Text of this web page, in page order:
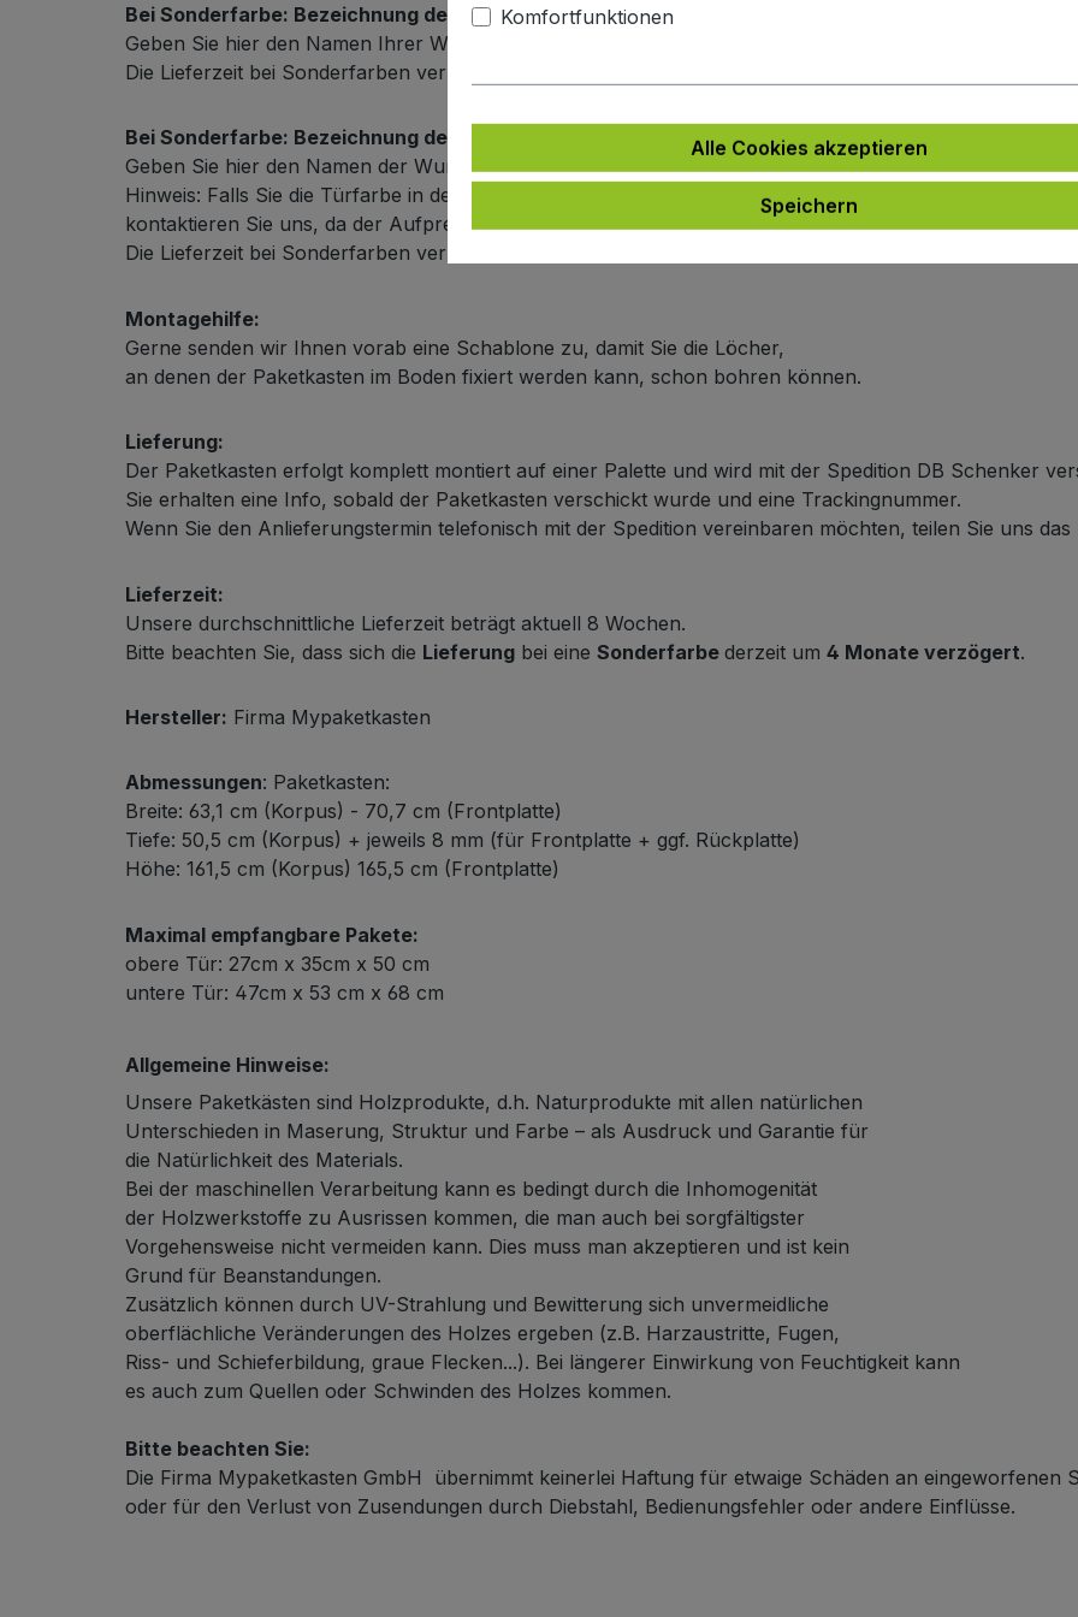
Bei Sonderfarbe: Bezeichnung der Türfarbe
Geben Sie hier den Namen Ihrer Wunschfarbe an.
Die Lieferzeit bei Sonderfarben verlängert sich um 5 bis 6 Wochen.
Bei Sonderfarbe: Bezeichnung der Außenfarbe
Geben Sie hier den Namen der Wunschfarbe an.
Hinweis: Falls Sie die Türfarbe in der selben Farbe wie die Frontplattenfarbe haben möchten,
kontaktieren Sie uns, da der Aufpreis in dieser Linie dann nicht doppelt berechnet wird.
Die Lieferzeit bei Sonderfarben verlängert sich um 5 bis 6 Wochen.
Montagehilfe:
Gerne senden wir Ihnen vorab eine Schablone zu, damit Sie die Löcher,
an denen der Paketkasten im Boden fixiert werden kann, schon bohren können.
Lieferung:
Der Paketkasten erfolgt komplett montiert auf einer Palette und wird mit der Spedition DB Schenker
Sie erhalten eine Info, sobald der Paketkasten verschickt wurde und eine Trackingnummer.
Wenn Sie den Anlieferungstermin telefonisch mit der Spedition vereinbaren möchten, teilen Sie uns das
Lieferzeit:
Unsere durchschnittliche Lieferzeit beträgt aktuell 8 Wochen.
Bitte beachten Sie, dass sich die Lieferung bei eine Sonderfarbe derzeit um 4 Monate verzögert.
Hersteller: Firma Mypaketkasten
Abmessungen: Paketkasten:
Breite: 63,1 cm (Korpus) - 70,7 cm (Frontplatte)
Tiefe: 50,5 cm (Korpus) + jeweils 8 mm (für Frontplatte + ggf. Rückplatte)
Höhe: 161,5 cm (Korpus) 165,5 cm (Frontplatte)
Maximal empfangbare Pakete:
obere Tür: 27cm x 35cm x 50 cm
untere Tür: 47cm x 53 cm x 68 cm
Allgemeine Hinweise:
Unsere Paketkästen sind Holzprodukte, d.h. Naturprodukte mit allen natürlichen
Unterschieden in Maserung, Struktur und Farbe – als Ausdruck und Garantie für
die Natürlichkeit des Materials.
Bei der maschinellen Verarbeitung kann es bedingt durch die Inhomogenität
der Holzwerkstoffe zu Ausrissen kommen, die man auch bei sorgfältigster
Vorgehensweise nicht vermeiden kann. Dies muss man akzeptieren und ist kein
Grund für Beanstandungen.
Zusätzlich können durch UV-Strahlung und Bewitterung sich unvermeidliche
oberflächliche Veränderungen des Holzes ergeben (z.B. Harzaustritte, Fugen,
Riss- und Schieferbildung, graue Flecken...). Bei längerer Einwirkung von Feuchtigkeit kann
es auch zum Quellen oder Schwinden des Holzes kommen.
Bitte beachten Sie:
Die Firma Mypaketkasten GmbH übernimmt keinerlei Haftung für etwaige Schäden an eingeworfenen
oder für den Verlust von Zusendungen durch Diebstahl, Bedienungsfehler oder andere Einflüsse.
Komfortfunktionen
Alle Cookies akzeptieren
Speichern